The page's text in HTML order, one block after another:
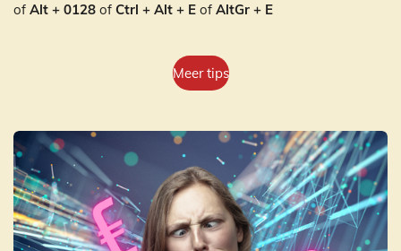
of Alt + 0128 of Ctrl + Alt + E of AltGr + E
Meer tips